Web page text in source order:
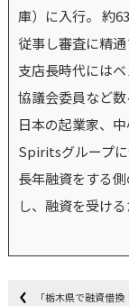
庫）に入行。 約
従事し審査に精通
支店長時代には
協議会委員など数
日本の起業家、
Spiritsグループに
長年融資をする
し、融資を受け
「栃木県で融資借